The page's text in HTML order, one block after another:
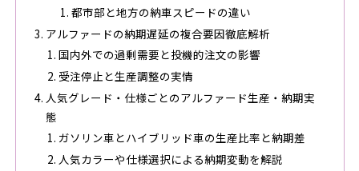
都市部と地方の納車スピードの違い
アルファードの納期遅延の複合要因徹底解析
国内外での過剰需要と投機的注文の影響
受注停止と生産調整の実情
人気グレード・仕様ごとのアルファード生産・納期実
態
ガソリン車とハイブリッド車の生産比率と納期差
人気カラーや仕様選択による納期変動を解説